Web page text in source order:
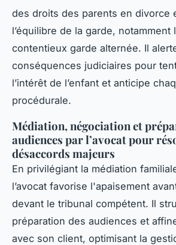
des droits des parents en divorce
l’équilibre de la garde, notamment
contentieux garde alternée. Il
conséquences judiciaires pour
l’intérêt de l’enfant et anticipe
procédurale.
Médiation, négociation et
audiences par l’avocat pour
désaccords majeurs
En privilégiant la médiation
l’avocat favorise l'apaisement
devant le tribunal compétent. Il
préparation des audiences et
avec son client, optimisant la